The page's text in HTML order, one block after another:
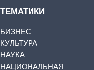
ТЕМАТИКИ
БИЗНЕС
КУЛЬТУРА
НАУКА
НАЦИОНАЛЬНАЯ